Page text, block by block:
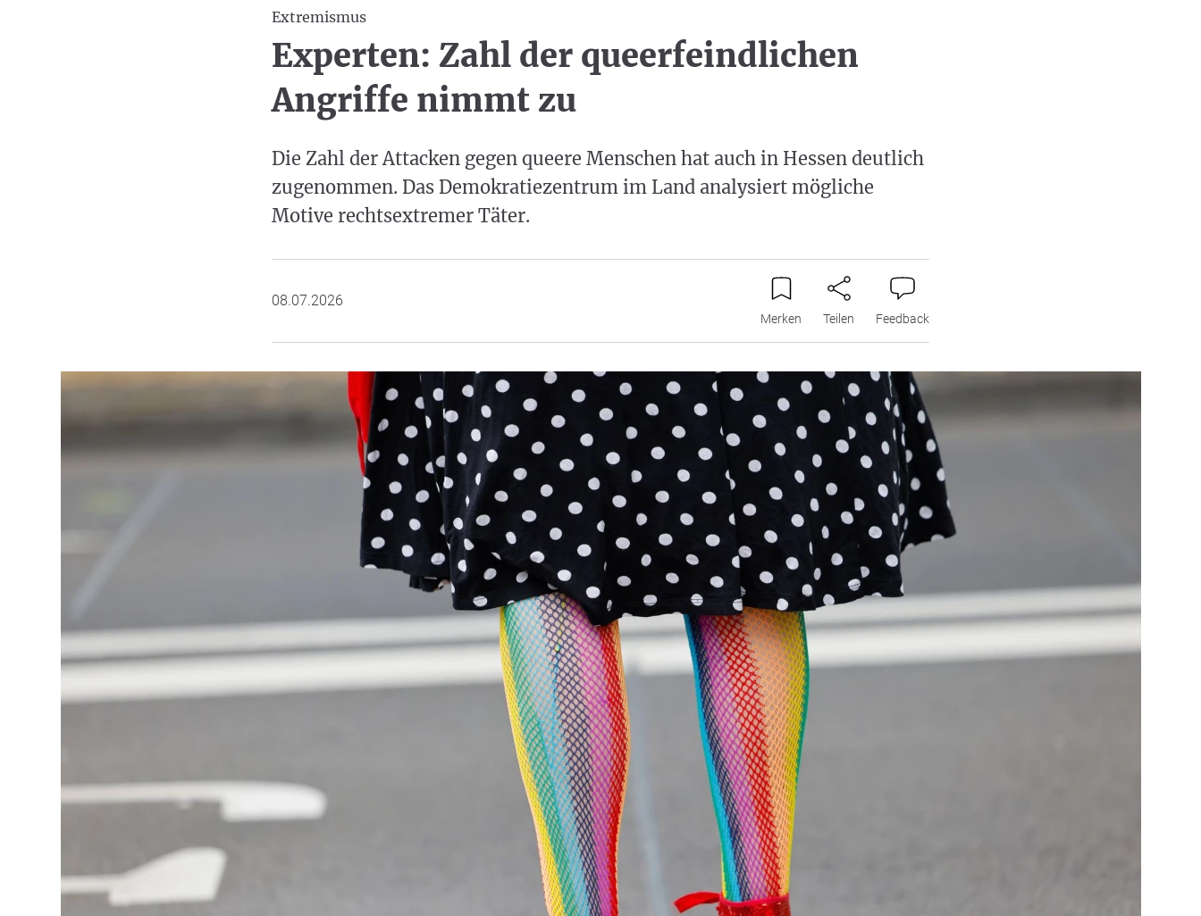
Extremismus
Experten: Zahl der queerfeindlichen
Angriffe nimmt zu
Die Zahl der Attacken gegen queere Menschen hat auch in Hessen deutlich
zugenommen. Das Demokratiezentrum im Land analysiert mögliche
Motive rechtsextremer Täter.
08.07.2026
Merken Teilen Feedback